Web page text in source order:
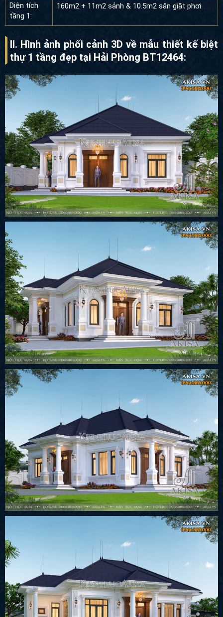
Diện tích
tầng 1:
160m2 + 11m2 sảnh & 10.5m2 sân giặt phơi
II. Hình ảnh phối cảnh 3D về mẫu thiết kế biệt
thự 1 tầng đẹp tại Hải Phòng BT12464: